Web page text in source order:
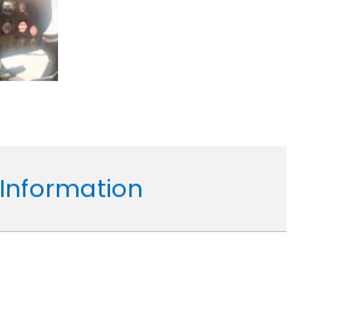
Information